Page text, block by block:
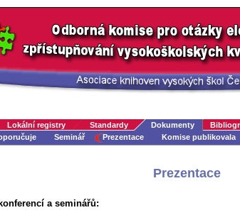
Lokální registry Standardy
Dokumenty
Seminář Prezentace Komise publikovala
Prezentace
a seminářů: